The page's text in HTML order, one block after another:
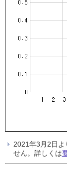
2021年3月2日
せん。詳しくは